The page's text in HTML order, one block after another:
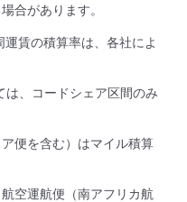
合があります。
賃の積算率は、各社によ
は、コードシェア区間のみ
便を含む）はマイル積算
空運航便（南アフリカ航